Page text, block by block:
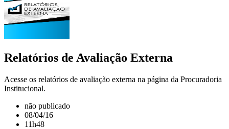
Relatórios de Avaliação Externa
Acesse os relatórios de avaliação externa na página da Procuradoria
Institucional.
não publicado
08/04/16
11h48